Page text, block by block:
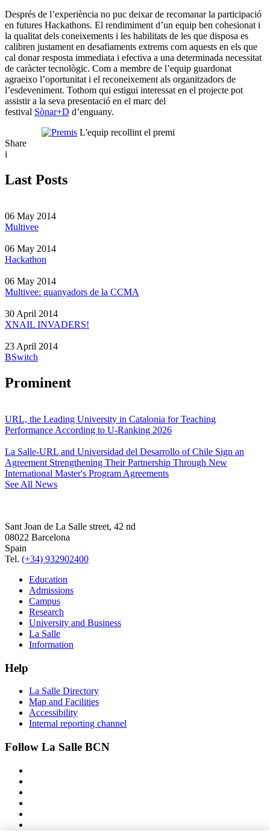
Després de l’experiència no puc deixar de recomanar la participació
en futures Hackathons. El rendimiment d’un equip ben cohesionat i
la qualitat dels coneixements i les habilitats de les que disposa es
calibren justament en desafiaments extrems com aquests en els que
cal donar resposta immediata i efectiva a una determinada necessitat
de caràcter tecnològic. Com a membre de l’equip guardonat
agraeixo l’oportunitat i el reconeixement als organitzadors de
l’esdeveniment. Tothom qui estigui interessat en el projecte pot
assistir a la seva presentació en el marc del
festival Sònar+D d’enguany.
L'equip recollint el premi
Share
i
Last Posts
06 May 2014
Multivee
06 May 2014
Hackathon
06 May 2014
Multivee: guanyadors de la CCMA
30 April 2014
XNAIL INVADERS!
23 April 2014
BSwitch
Prominent
URL, the Leading University in Catalonia for Teaching
Performance According to U-Ranking 2026
La Salle-URL and Universidad del Desarrollo of Chile Sign an
Agreement Strengthening Their Partnership Through New
International Master's Program Agreements
See All News
Sant Joan de La Salle street, 42 nd
08022 Barcelona
Spain
Tel. (+34) 932902400
Education
Admissions
Campus
Research
University and Business
La Salle
Information
Help
La Salle Directory
Map and Facilities
Accessibility
Internal reporting channel
Follow La Salle BCN